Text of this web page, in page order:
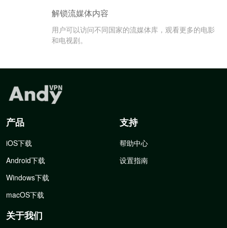
解锁流媒体内容
用户可以访问不同国家的流媒体库，观看更多的电影
和电视剧。
产品
iOS下载
Android下载
Windows下载
macOS下载
支持
帮助中心
设置指南
关于我们